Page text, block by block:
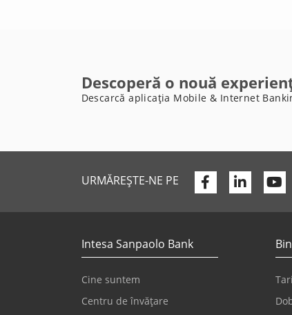
Descoperă o nouă
Descarcă aplicația Mobile & Internet
URMĂREȘTE-NE PE Facebook
Linkedin
Intesa Sanpaolo Bank
Cine suntem
Centru de învățare